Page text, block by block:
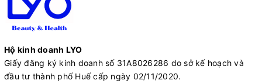
Hộ kinh doanh LYO
Giấy đăng ký kinh doanh số 31A8026286 do sở kế hoạch và
đầu tư thành phố Huế cấp ngày 02/11/2020.